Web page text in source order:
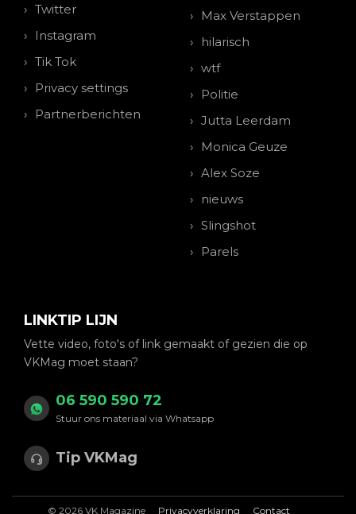
Twitter
Instagram
Tik Tok
Privacy settings
Partnerberichten
Max Verstappen
hilarisch
wtf
Politie
Jutta Leerdam
Monica Geuze
Alex Soze
nieuws
Slingshot
Parels
LINKTIP LIJN
Vette video, foto's of link gemaakt of gezien die op
VKMag moet staan?
06 590 590 72
Stuur ons materiaal via Whatsapp
Tip VKMag
© 2026 VK Magazine Privacyverklaring Contact